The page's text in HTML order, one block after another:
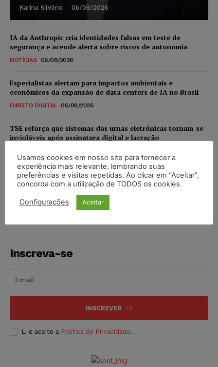
Karina Silvério - 06/08/2026
IA da Anthropic cria identidades falsas em teste de
segurança e acende alerta sobre riscos de autonomia
NOTÍCIAS 06/08/2026
Especialistas alertam para impactos ambientais e
econômicos da expansão de data centers de IA no Brasil
DIREITO DIGITAL 06/08/2026
TSE reforça que sistemas das urnas eletrônicas tornam-se
invioláveis após assinatura digital e lacração
STF inicia julgamento sobre constitucionalidade da
proibição dos jogos de azar no Brasil
Inscreva-se
INSCREVER
Li e aceito a Política de Privacidade.
Usamos cookies em nosso site para fornecer a
experiência mais relevante, lembrando suas
preferências e visitas repetidas. Ao clicar em “Aceitar”,
concorda com a utilização de TODOS os cookies.
Configurações Aceitar